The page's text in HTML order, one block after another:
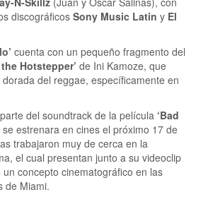
discográficos Sony Music Latin y El
cuenta con un pequeño fragmento del
Hotstepper’ de Ini Kamoze, que
del reggae, específicamente en
del soundtrack de la película ‘Bad
se estrenara en cines el próximo 17 de
trabajaron muy de cerca en la
el cual presentan junto a su videoclip
concepto cinematográfico en las
de Miami.